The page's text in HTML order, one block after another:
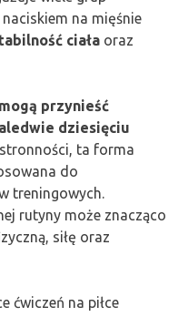
na mięśnie
ciała oraz
przynieść
dziesięciu
ta forma
do
treningowych.
rutyny może znacząco
siłę oraz
ćwiczeń na piłce